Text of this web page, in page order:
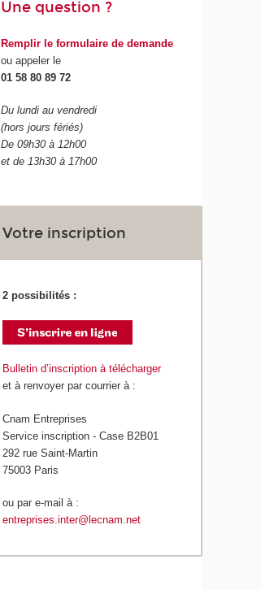
Une question ?
Remplir le formulaire de demande
ou appeler le
01 58 80 89 72
Du lundi au vendredi
(hors jours fériés)
De 09h30 à 12h00
et de 13h30 à 17h00
Votre inscription
2 possibilités :
Bulletin d’inscription à télécharger
et à renvoyer par courrier à :
Cnam Entreprises
Service inscription - Case B2B01
292 rue Saint-Martin
75003 Paris
ou par e-mail à :
entreprises.inter@lecnam.net